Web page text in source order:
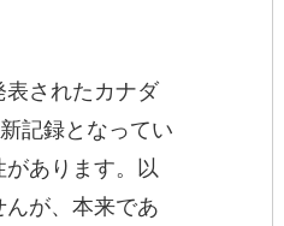
されたカナダ
記録となってい
あります。以
が、本来であ